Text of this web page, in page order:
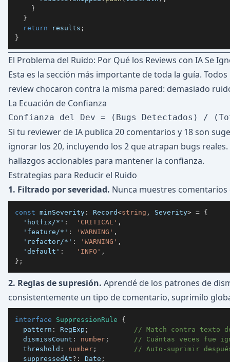
}
}
return results ;
}
El Problema del Ruido: Por Qué los Reviews con IA Se
Esta es la sección más importante de toda la guía.
review chocaron contra la misma pared: demasiado
La Ecuación de Confianza
Si tu reviewer de IA publica 20 comentarios y 18 son
ignorar los 20, incluyendo los 2 que atrapan bugs
hallazgos accionables para mantener la confianza.
Estrategias para Reducir el Ruido
1. Filtrado por severidad. Nunca muestres
const minSeverity : Record<string , Severity> = {
'hotfix/*' : 'CRITICAL' ,
'feature/*' : 'WARNING' ,
'refactor/*' : 'WARNING' ,
'default' : 'INFO' ,
} ;
2. Reglas de supresión. Aprendé de los patrones de
consistentemente un tipo de comentario, suprimilo
interface SuppressionRule
{
  pattern
: RegExp ;
// Match contra texto
  dismissCount
: number ;
// Cuántas veces fue
  threshold
: number ;
// Auto-suprimir
  suppressedAt
? : Date ;